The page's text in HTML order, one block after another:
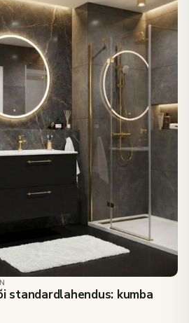
standardlahendus: kumba